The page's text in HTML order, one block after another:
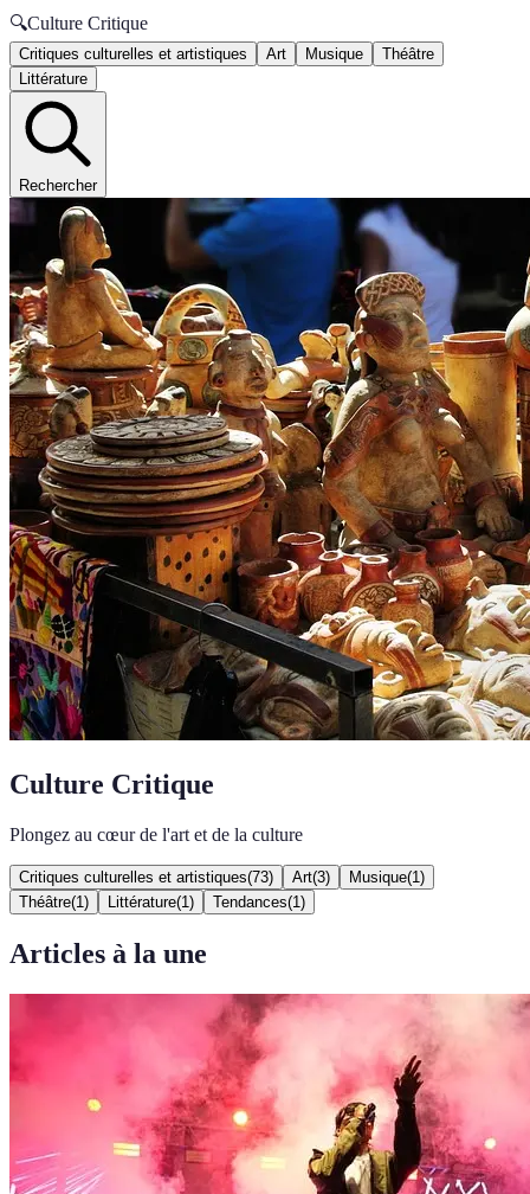
🔍Culture Critique
Critiques culturelles et artistiques Art Musique
Théâtre
Littérature
Rechercher
Culture Critique
Plongez au cœur de l'art et de la culture
Critiques culturelles et artistiques(73) Art(3) Musique(1 )
Théâtre(1 ) Littérature(1 ) Tendances(1 )
Articles à la une